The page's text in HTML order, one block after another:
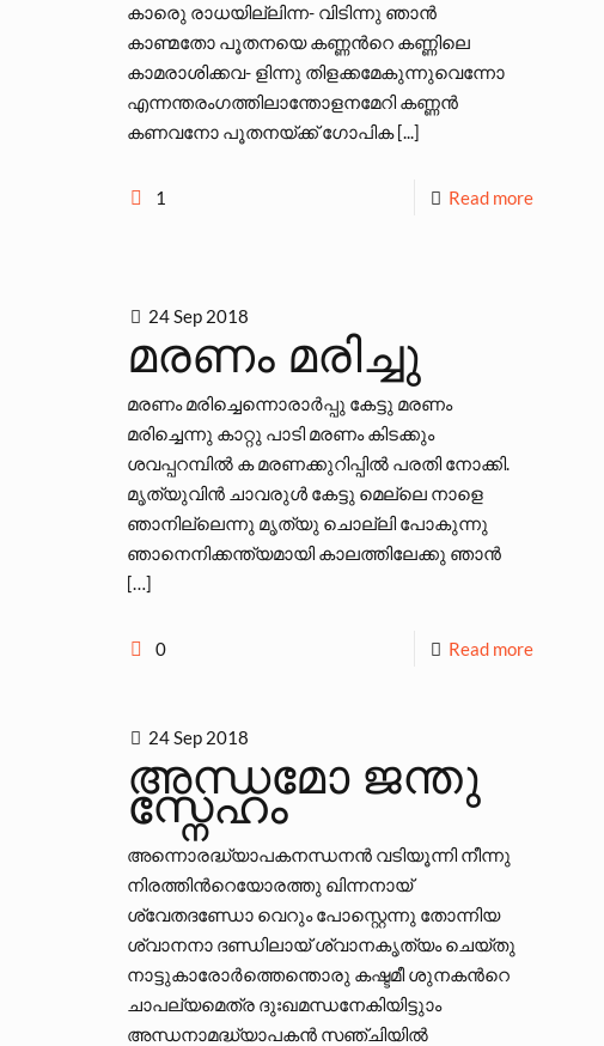
കാരെു രാധയില്ലിന്ന- വിടിന്നു ഞാന്‍
കാണ്മതോ പൂതനയെ കണ്ണന്‍റെ കണ്ണിലെ
കാമരാശിക്കവ- ളിന്നു തിളക്കമേകുന്നുവെന്നോ
എന്നന്തരംഗത്തിലാന്തോളനമേറി കണ്ണന്‍
കണവനോ പൂതനയ്ക്ക് ഗോപിക [...]
1 Read more
24 Sep 2018
മരണം മരിച്ചു
മരണം മരിച്ചെന്നൊരാര്‍പ്പു കേട്ടു മരണം
മരിച്ചെന്നു കാറ്റു പാടി മരണം കിടക്കും
ശവപ്പറമ്പില്‍ ക മരണക്കുറിപ്പില്‍ പരതി നോക്കി.
മൃത്യുവിന്‍ ചാവരുള്‍ കേട്ടു മെല്ലെ നാളെ
ഞാനില്ലെന്നു മൃത്യു ചൊല്ലി പോകുന്നു
ഞാനെനിക്കന്ത്യമായി കാലത്തിലേക്കു ഞാന്‍
[…]
0 Read more
24 Sep 2018
അന്ധമോ ജന്തു
സ്നേഹം
അന്നൊരദ്ധ്യാപകനന്ധനന്‍ വടിയൂന്നി നീന്നു
നിരത്തിന്‍റെയോരത്തു ഖിന്നനായ്
ശ്വേതദണ്ഡോ വെറും പോസ്റ്റെന്നു തോന്നിയ
ശ്വാനനാ ദണ്ഡിലായ് ശ്വാനകൃത്യം ചെയ്തു
നാട്ടുകാരോര്‍ത്തെന്തൊരു കഷ്ടമീ ശുനകന്‍റെ
ചാപല്യമെത്ര ദുഃഖമന്ധനേകിയിട്ടുാം
അന്ധനാമദ്ധ്യാപകന്‍ സഞ്ചിയില്‍